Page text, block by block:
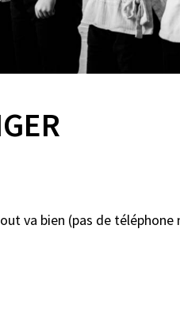
va bien (pas de téléphone